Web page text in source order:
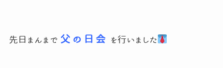
先日まんまで 父 の 日 会 を行いました